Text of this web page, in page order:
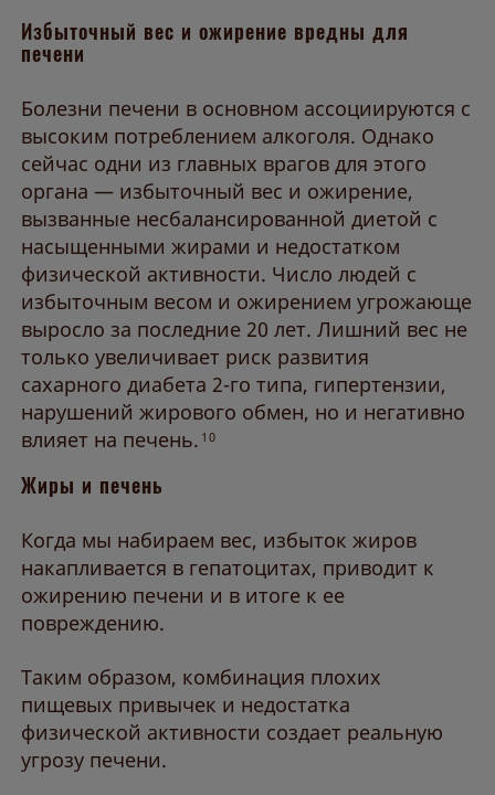
Избыточный вес и ожирение вредны для
печени
Болезни печени в основном ассоциируются с
высоким потреблением алкоголя. Однако
сейчас одни из главных врагов для этого
органа — избыточный вес и ожирение,
вызванные несбалансированной диетой с
насыщенными жирами и недостатком
физической активности. Число людей с
избыточным весом и ожирением угрожающе
выросло за последние 20 лет. Лишний вес не
только увеличивает риск развития
сахарного диабета 2-го типа, гипертензии,
нарушений жирового обмен, но и негативно
влияет на печень. 10
Жиры и печень
Когда мы набираем вес, избыток жиров
накапливается в гепатоцитах, приводит к
ожирению печени и в итоге к ее
повреждению.
Таким образом, комбинация плохих
пищевых привычек и недостатка
физической активности создает реальную
угрозу печени.